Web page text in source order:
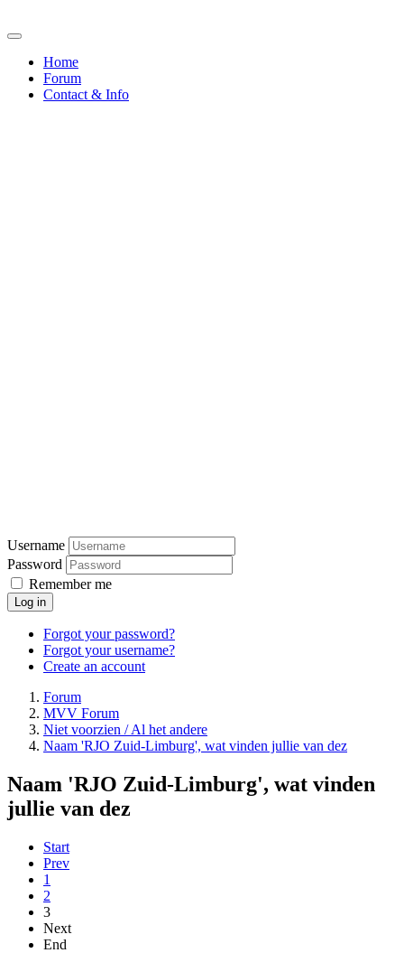
Home
Forum
Contact & Info
Username
Password
Remember me
Log in
Forgot your password?
Forgot your username?
Create an account
Forum
MVV Forum
Niet voorzien / Al het andere
Naam 'RJO Zuid-Limburg', wat vinden jullie van dez
Naam 'RJO Zuid-Limburg', wat vinden
jullie van dez
Start
Prev
1
2
3
Next
End